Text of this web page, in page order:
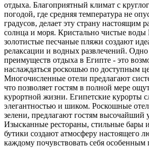
отдыха. Благоприятный климат с
погодой, где средняя температура не
градусов, делает эту страну настоящим
солнца и моря. Кристально чистые воды
золотистые песчаные пляжи создают
релаксации и водных развлечений.
преимуществ отдыха в Египте - это
наслаждаться роскошью по доступным
Многочисленные отели предлагают
что позволяет гостям в полной мере
курортной жизни. Египетские курорты
элегантностью и шиком. Роскошные
зелени, предлагают гостям высочайший
Изысканные рестораны, стильные бары
бутики создают атмосферу настоящего
каждому почувствовать себя особенным